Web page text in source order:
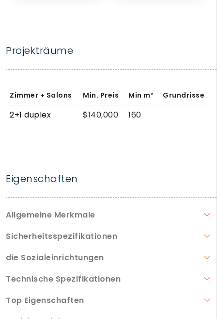
Projekträume
Zimmer + Salons Min. Preis Min m² Grundrisse
2+1 duplex $140,000 160
Eigenschaften
Allgemeine Merkmale
Sicherheitsspezifikationen
die Sozialeinrichtungen
Technische Spezifikationen
Top Eigenschaften